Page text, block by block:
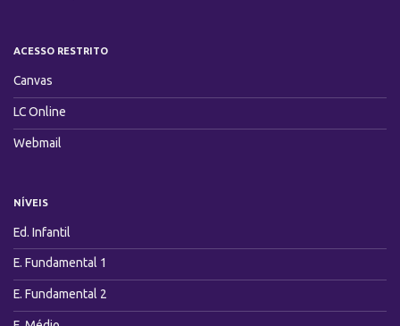
ACESSO RESTRITO
Canvas
LC Online
Webmail
NÍVEIS
Ed. Infantil
E. Fundamental 1
E. Fundamental 2